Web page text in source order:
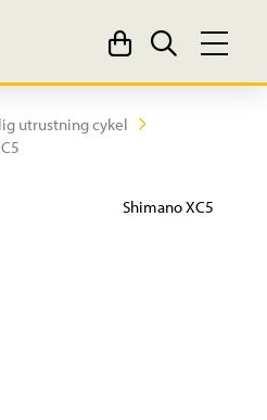
utrustning cykel